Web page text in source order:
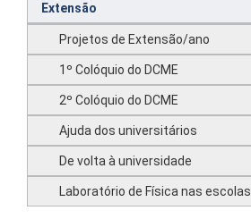
Extensão
Projetos de Extensão/ano
1º Colóquio do DCME
2º Colóquio do DCME
Ajuda dos universitários
De volta à universidade
Laboratório de Física nas escolas